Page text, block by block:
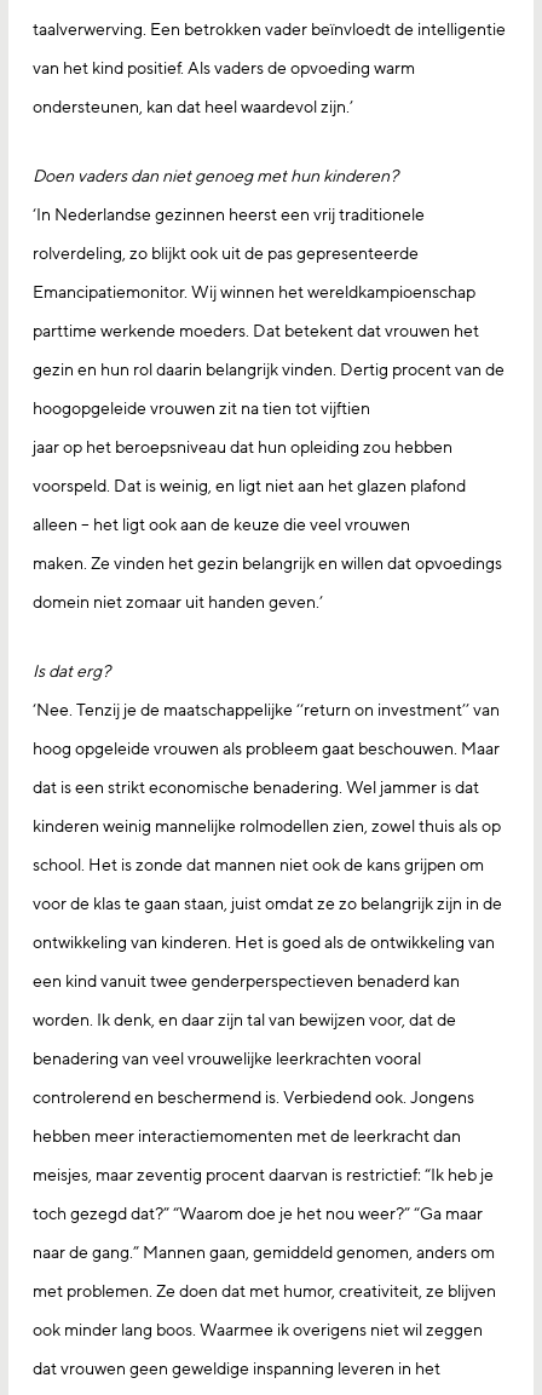
taalverwerving. Een betrokken vader beïnvloedt de intelligentie
van het kind positief. Als vaders de opvoeding warm
ondersteunen, kan dat heel waardevol zijn.’
Doen vaders dan niet genoeg met hun kinderen?
‘In Nederlandse gezinnen heerst een vrij traditionele
rolverdeling, zo blijkt ook uit de pas gepresenteerde
Emancipatiemonitor. Wij winnen het wereldkampioenschap
parttime werkende moeders. Dat betekent dat vrouwen het
gezin en hun rol daarin belangrijk vinden. Dertig procent van de
hoogopgeleide vrouwen zit na tien tot vijftien
jaar op het beroepsniveau dat hun opleiding zou hebben
voorspeld. Dat is weinig, en ligt niet aan het glazen plafond
alleen – het ligt ook aan de keuze die veel vrouwen
maken. Ze vinden het gezin belangrijk en willen dat opvoedings
domein niet zomaar uit handen geven.’
Is dat erg?
‘Nee. Tenzij je de maatschappelijke ‘‘return on investment’’ van
hoog opgeleide vrouwen als probleem gaat beschouwen. Maar
dat is een strikt economische benadering. Wel jammer is dat
kinderen weinig mannelijke rolmodellen zien, zowel thuis als op
school. Het is zonde dat mannen niet ook de kans grijpen om
voor de klas te gaan staan, juist omdat ze zo belangrijk zijn in de
ontwikkeling van kinderen. Het is goed als de ontwikkeling van
een kind vanuit twee genderperspectieven benaderd kan
worden. Ik denk, en daar zijn tal van bewijzen voor, dat de
benadering van veel vrouwelijke leerkrachten vooral
controlerend en beschermend is. Verbiedend ook. Jongens
hebben meer interactiemomenten met de leerkracht dan
meisjes, maar zeventig procent daarvan is restrictief: “Ik heb je
toch gezegd dat?” “Waarom doe je het nou weer?” “Ga maar
naar de gang.” Mannen gaan, gemiddeld genomen, anders om
met problemen. Ze doen dat met humor, creativiteit, ze blijven
ook minder lang boos. Waarmee ik overigens niet wil zeggen
dat vrouwen geen geweldige inspanning leveren in het